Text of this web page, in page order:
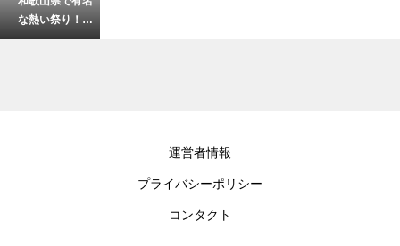
な熱い祭り！歴
史と伝統を感じ
運営者情報
プライバシーポリシー
コンタクト